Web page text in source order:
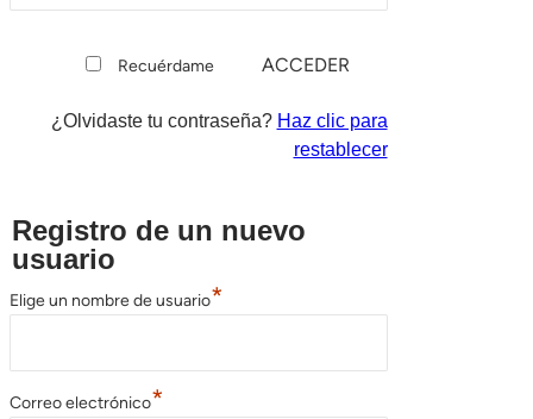
Recuérdame
¿Olvidaste tu contraseña? Haz clic para
restablecer
Registro de un nuevo
usuario
Elige un nombre de usuario*
Correo electrónico*